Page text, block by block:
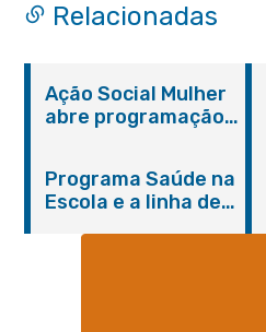
Relacionadas
Ação Social Mulher
abre programação
serviços gratuitos e
orientações
Programa Saúde na
Escola e a linha de